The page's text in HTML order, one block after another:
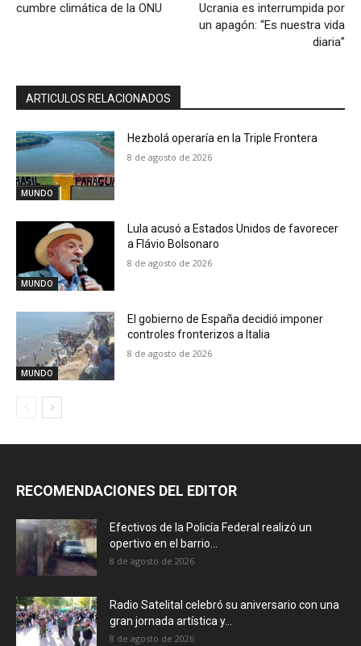
cumbre climática de la ONU
Ucrania es interrumpida por
un apagón: “Es nuestra vida
diaria”
ARTICULOS RELACIONADOS
MUNDO
Hezbolá operaría en la Triple Frontera
8 de agosto de 2026
MUNDO
Lula acusó a Estados Unidos de favorecer
a Flávio Bolsonaro
8 de agosto de 2026
MUNDO
El gobierno de España decidió imponer
controles fronterizos a Italia
8 de agosto de 2026
RECOMENDACIONES DEL EDITOR
Efectivos de la Policía Federal realizó un
opertivo en el barrio...
8 de agosto de 2026
Radio Satelital celebró su aniversario con una
gran jornada artística y...
8 de agosto de 2026